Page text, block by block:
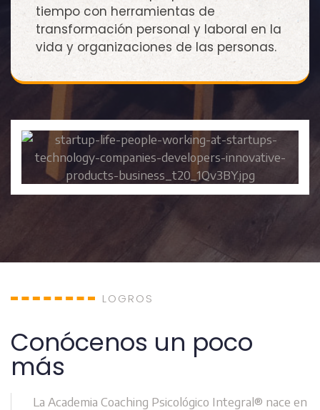
tiempo con herramientas de
transformación personal y laboral en la
vida y organizaciones de las personas.
LOGROS
Conócenos un poco
más
La Academia Coaching Psicológico Integral® nace en